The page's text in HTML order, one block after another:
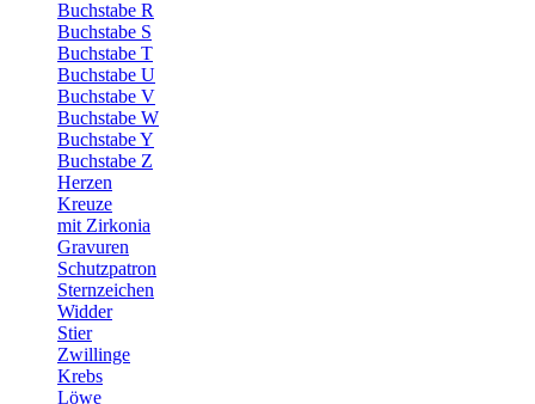
Buchstabe R
Buchstabe S
Buchstabe T
Buchstabe U
Buchstabe V
Buchstabe W
Buchstabe Y
Buchstabe Z
Herzen
Kreuze
mit Zirkonia
Gravuren
Schutzpatron
Sternzeichen
Widder
Stier
Zwillinge
Krebs
Löwe